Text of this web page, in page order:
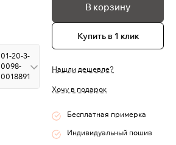
01-20-3-
0098-
0018891
В корзину
Купить в 1 клик
Нашли дешевле?
Хочу в подарок
Бесплатная примерка
Индивидуальный пошив